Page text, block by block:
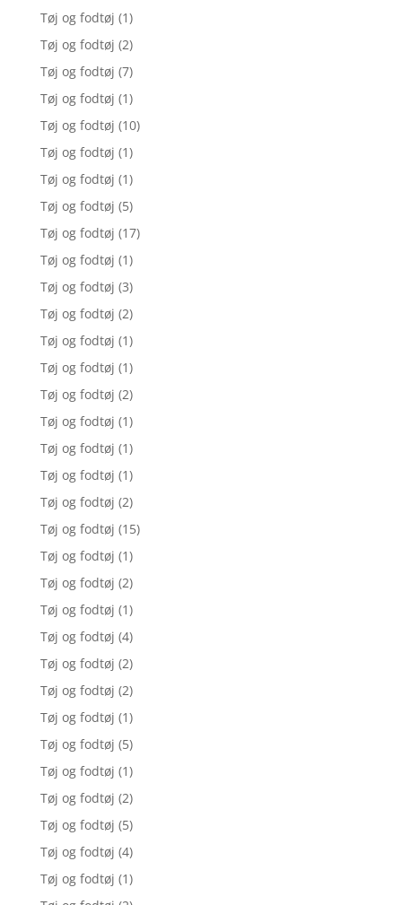
Tøj og fodtøj (1)
Tøj og fodtøj (2)
Tøj og fodtøj (7)
Tøj og fodtøj (1)
Tøj og fodtøj (10)
Tøj og fodtøj (1)
Tøj og fodtøj (1)
Tøj og fodtøj (5)
Tøj og fodtøj (17)
Tøj og fodtøj (1)
Tøj og fodtøj (3)
Tøj og fodtøj (2)
Tøj og fodtøj (1)
Tøj og fodtøj (1)
Tøj og fodtøj (2)
Tøj og fodtøj (1)
Tøj og fodtøj (1)
Tøj og fodtøj (1)
Tøj og fodtøj (2)
Tøj og fodtøj (15)
Tøj og fodtøj (1)
Tøj og fodtøj (2)
Tøj og fodtøj (1)
Tøj og fodtøj (4)
Tøj og fodtøj (2)
Tøj og fodtøj (2)
Tøj og fodtøj (1)
Tøj og fodtøj (5)
Tøj og fodtøj (1)
Tøj og fodtøj (2)
Tøj og fodtøj (5)
Tøj og fodtøj (4)
Tøj og fodtøj (1)